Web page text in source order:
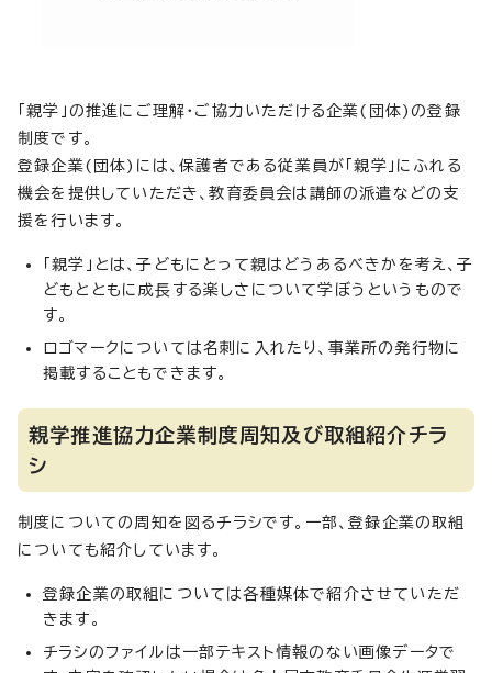
「親学」の推進にご理解・ご協力いただける企業(団体)の登録
制度です。
登録企業(団体)には、保護者である従業員が「親学」にふれる
機会を提供していただき、教育委員会は講師の派遣などの支
援を行います。
「親学」とは、子どもにとって親はどうあるべきかを考え、子
どもとともに成長する楽しさについて学ぼうというもので
す。
ロゴマークについては名刺に入れたり、事業所の発行物に
掲載することもできます。
親学推進協力企業制度周知及び取組紹介チラ
シ
制度についての周知を図るチラシです。一部、登録企業の取組
についても紹介しています。
登録企業の取組については各種媒体で紹介させていただ
きます。
チラシのファイルは一部テキスト情報のない画像データで